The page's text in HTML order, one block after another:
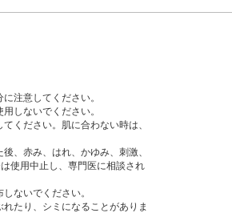
注意してください。
しないでください。
ください。肌に合わない時は、
、赤み、はれ、かゆみ、刺激、
使用中止し、専門医に相談され
ないでください。
たり、シミになることがありま